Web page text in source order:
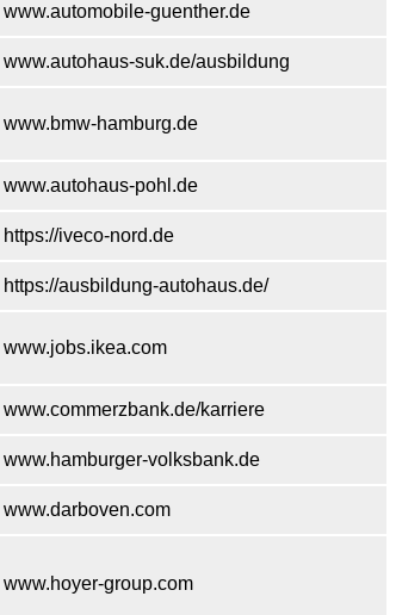
www.automobile-guenther.de
www.autohaus-suk.de/ausbildung
www.bmw-hamburg.de
www.autohaus-pohl.de
https://iveco-nord.de
https://ausbildung-autohaus.de/
www.jobs.ikea.com
www.commerzbank.de/karriere
www.hamburger-volksbank.de
www.darboven.com
www.hoyer-group.com